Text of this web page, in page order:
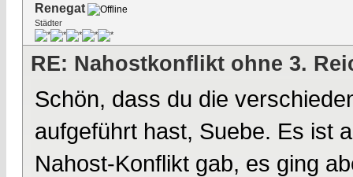
Renegat
Städter
RE: Nahostkonflikt ohne 3.
Schön, dass du die
aufgeführt hast, Suebe. Es ist
Nahost-Konflikt gab, es ging